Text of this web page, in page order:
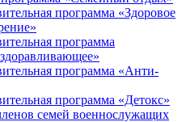
программа «Здоровое
программа
программа «Анти-
программа «Детокс»
семей военнослужащих